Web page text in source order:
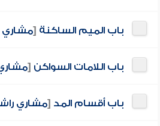
باب الميم الساكنة [مشاري
باب اللامات السواكن [
باب أقسام المد [مشاري